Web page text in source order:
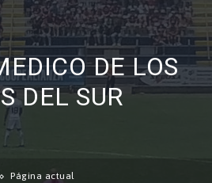
DE LOS
DEL SUR
Página actual